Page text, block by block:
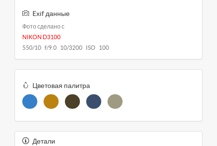
Exif данные
Фото сделано с
NIKON D3100
550/10 f/9.0 10/3200 ISO 100
Цветовая палитра
Детали